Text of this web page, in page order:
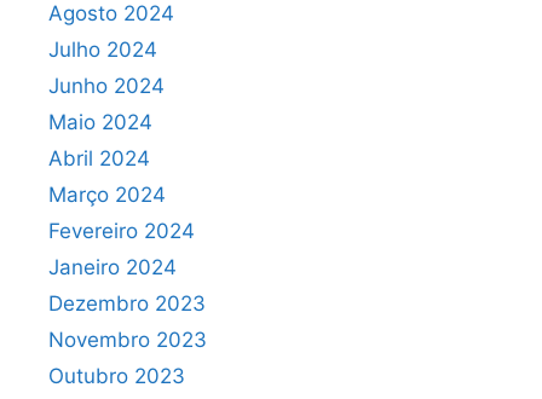
Agosto 2024
Julho 2024
Junho 2024
Maio 2024
Abril 2024
Março 2024
Fevereiro 2024
Janeiro 2024
Dezembro 2023
Novembro 2023
Outubro 2023